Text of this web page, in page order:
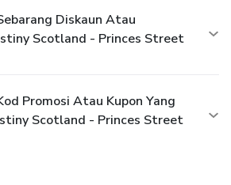
Diskaun Atau
Scotland - Princes Street
Promosi Atau Kupon Yang
Scotland - Princes Street